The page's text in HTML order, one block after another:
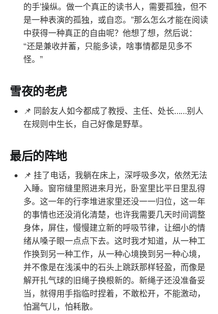
的手’操纵。做一个真正的读书人，需要孤独，但不
是一种表演的孤独，或自恋。”那么怎么才能在阅读
中获得一种真正的自由呢？他想了想，然后说：
“还是兼收并蓄，只能多读，啥事情都是见多不
怪。”
雪夜的老虎
📌 同龄友人如今都成了教授、主任、处长……别人
在规则中生长，自己好像是野草。
最后的阵地
📌 挂了电话，我躺在床上，深呼吸多次，依然无法
入睡。窗帘缝里照进来月光，卧室里比平日里乱得
多。这一年的行李堆进家里还没一一归位，这一年
的事情也还没消化清楚，也许我需要几天时间调整
身体，屏住，慢慢建立新的呼吸节律，让细小的情
绪从嗓子眼一点点下去。这时我才知道，从一种工
作换到另一种工作，从一种心境换到另一种心境，
并不像是在浅溪中的石头上跳跃那样轻盈，而像是
解开扎气球的旧绳子换根新的。新绳子还没准备妥
当，就得用手指临时捏着，不敢松开，不能激动，
怕漏气儿，怕耗散。